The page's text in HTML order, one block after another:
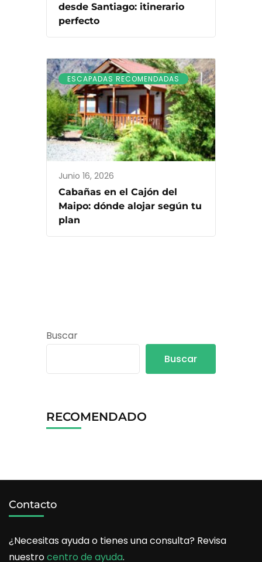
desde Santiago: itinerario
perfecto
ESCAPADAS RECOMENDADAS
Junio 16, 2026
Cabañas en el Cajón del
Maipo: dónde alojar según tu
plan
Buscar
Buscar
RECOMENDADO
Contacto
¿Necesitas ayuda o tienes una consulta? Revisa
nuestrocentro de ayuda.